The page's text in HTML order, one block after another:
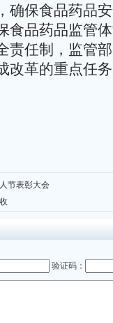
确保食品药品
食品药品监管
责任制，监管
改革的重点任
节表彰大会
验证码：